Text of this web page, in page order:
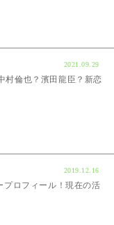
2021.09.29
村倫也？濱田龍臣？新恋
2019.12.16
ロフィール！現在の活